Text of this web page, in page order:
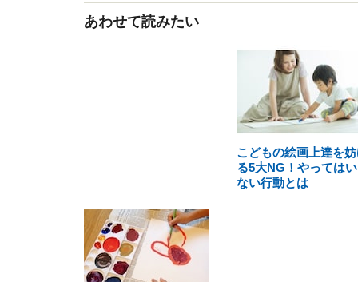
あわせて読みたい
こどもの絵画上達を
る5大NG！やっては
ない行動とは